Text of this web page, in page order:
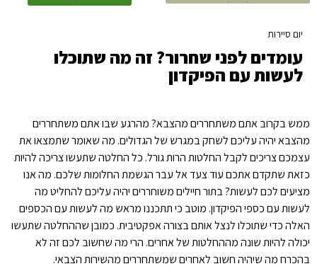
יום סיירות
עומדים לפני שחרור? זה מה שתוכלו
לעשות עם הפיקדון
ממש בקרוב אתם משתחררים מהצבא? מהרגע שבו אתם משתחררים
מהצבא יהיה עליכם לשחק במגרש של הגדולים. מה שאומר שתמצאו את
עצמכם צריכים לקבל החלטות הרות גורל. כל החלטה שתעשו צריכה להיות
כזאת שתקדם אתכם עוד צעד אל עבר הגשמת החלומות שלכם. מה אנו
מציעים לכם לעשות? בתור חיילים משוחררים יהיה עליכם להחליט מה
לעשות עם כספי הפיקדון. מוטב כי תתכננו מראש מה לעשות עם הכספים
האלה כדי שתוכלו לנצל אותם בצורה אפקטיבית. כמובן שההחלטה שתעשו
יכולה להיות שונה מההחלטות של אחרים. הרי מה שחשוב לכם זה לא
בהכרח מה שיהיה חשוב לאחרים שמשתחררים מהשירות הצבאי.